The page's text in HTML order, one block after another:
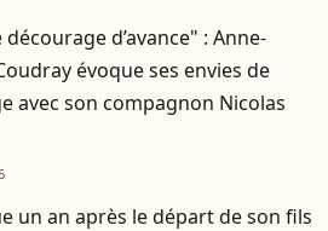
décourage d’avance" : Anne-
évoque ses envies de
avec son compagnon Nicolas
un an après le départ de son fils